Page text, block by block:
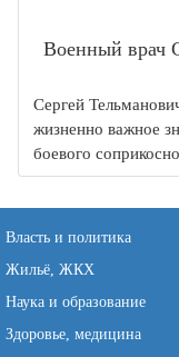
Военный врач
Сергей
жизненно важное
боевого
Власть и политика
Жильё, ЖКХ
Наука и образование
Здоровье, медицина